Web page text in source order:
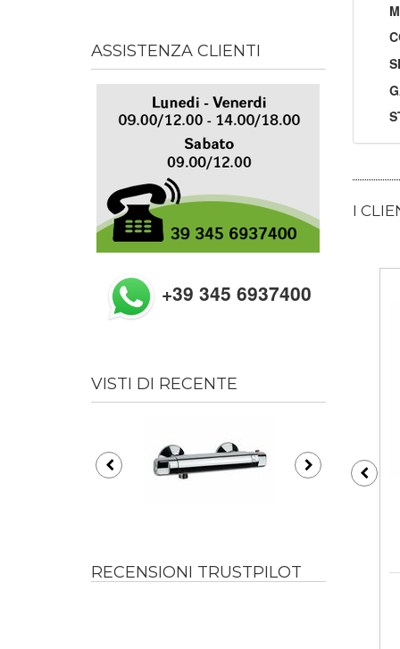
ASSISTENZA CLIENTI
+39 345 6937400
VISTI DI RECENTE
RECENSIONI TRUSTPILOT
I